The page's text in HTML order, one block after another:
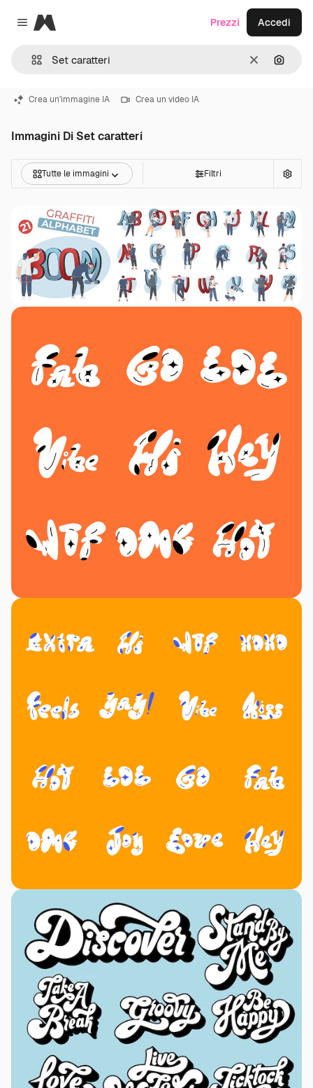
Close menu
Magnific
CancellaCerca
Prezzi Accedi
Crea un'immagine IA Crea un video IA
Immagini Di Set caratteri
Tutte le immagini Filtri